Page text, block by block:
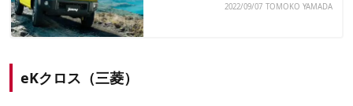
2022/09/07 TOMOKO YAMADA
eKクロス（三菱）